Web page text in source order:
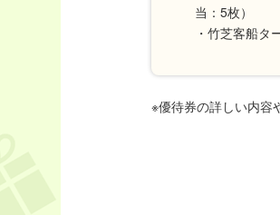
当：5枚）
・竹芝客船タ
※優待券の詳しい内容